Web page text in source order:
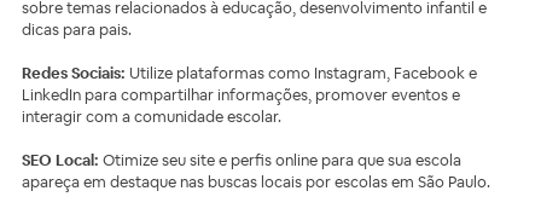
sobre temas relacionados à educação, desenvolvimento infantil e
dicas para pais.
Redes Sociais: Utilize plataformas como Instagram, Facebook e
LinkedIn para compartilhar informações, promover eventos e
interagir com a comunidade escolar.
SEO Local: Otimize seu site e perfis online para que sua escola
apareça em destaque nas buscas locais por escolas em São Paulo.